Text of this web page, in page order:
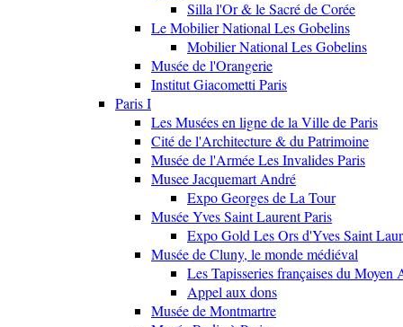
Silla l'Or & le Sacré de Corée
Le Mobilier National Les Gobelins
Mobilier National Les Gobelins
Musée de l'Orangerie
Institut Giacometti Paris
Paris I
Les Musées en ligne de la Ville de Paris
Cité de l'Architecture & du Patrimoine
Musée de l'Armée Les Invalides Paris
Musee Jacquemart André
Expo Georges de La Tour
Musée Yves Saint Laurent Paris
Expo Gold Les Ors d'Yves Saint
Musée de Cluny, le monde médiéval
Les Tapisseries françaises du Moyen
Appel aux dons
Musée de Montmartre